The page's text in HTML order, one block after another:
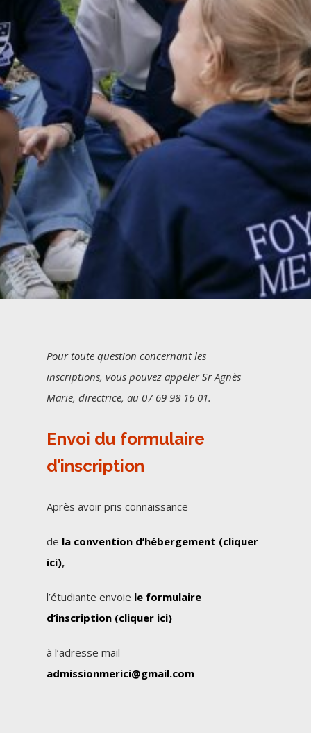
Pour toute question concernant les
inscriptions, vous pouvez appelerSr Agnès
Marie, directrice, au 07 69 98 16 01.
Envoi du formulaire
d’inscription
Après avoir pris connaissance
de la convention d’hébergement (cliquer
ici),
l’étudiante envoie le formulaire
d’inscription (cliquer ici)
à l’adresse mail
admissionmerici@gmail.com